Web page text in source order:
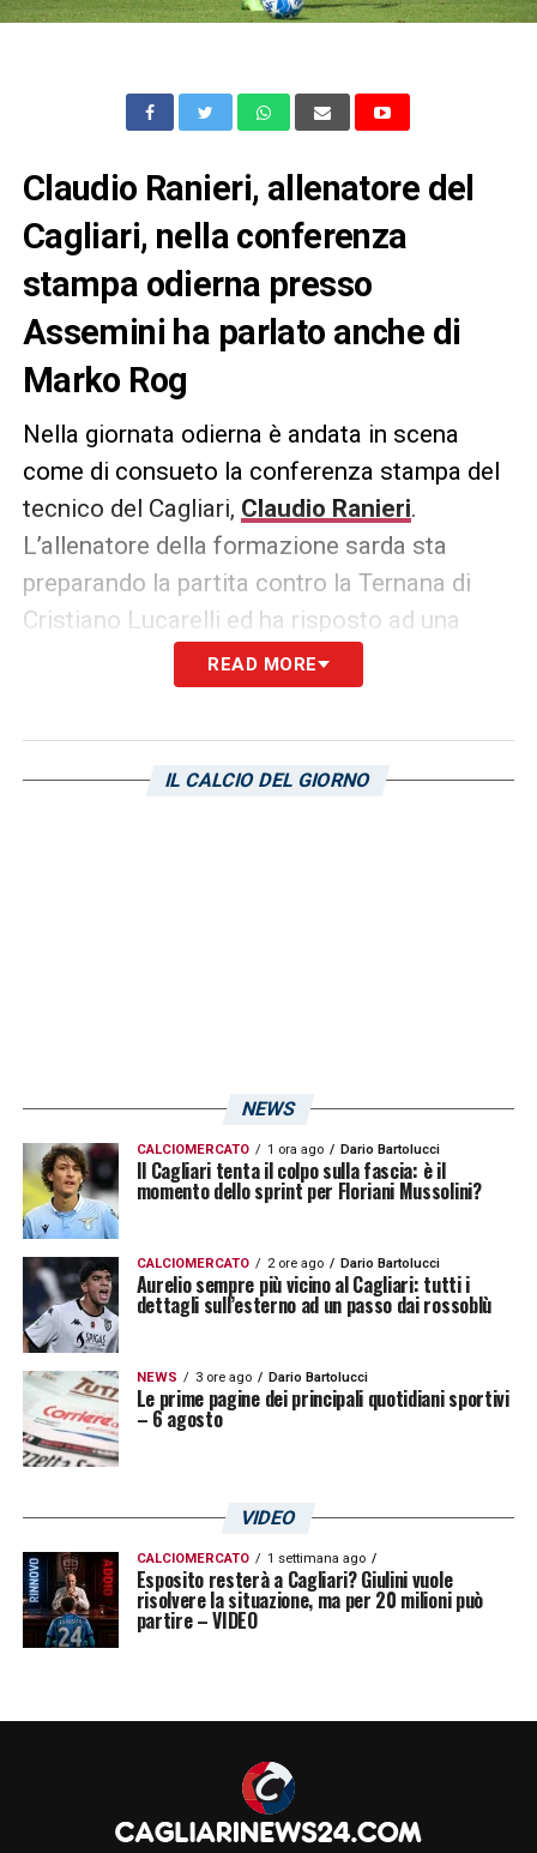
Claudio Ranieri, allenatore del
Cagliari, nella conferenza
stampa odierna presso
Assemini ha parlato anche di
Marko Rog
Nella giornata odierna è andata in scena
come di consueto la conferenza stampa del
tecnico del Cagliari, Claudio Ranieri.
L’allenatore della formazione sarda sta
preparando la partita contro la Ternana di
Cristiano Lucarelli ed ha risposto ad una
domanda circa la condizione di
ed il suo possibile schieramento sulla
READ MORE
IL CALCIO DEL GIORNO
NEWS
CALCIOMERCATO 1 ora ago Dario Bartolucci
Il Cagliari tenta il colpo sulla fascia: è il
momento dello sprint per Floriani Mussolini?
CALCIOMERCATO 2 ore ago Dario Bartolucci
Aurelio sempre più vicino al Cagliari: tutti i
dettagli sull’esterno ad un passo dai rossoblù
NEWS 3 ore ago Dario Bartolucci
Le prime pagine dei principali quotidiani sportivi
– 6 agosto
VIDEO
CALCIOMERCATO 1 settimana ago
Esposito resterà a Cagliari? Giulini vuole
risolvere la situazione, ma per 20 milioni può
partire – VIDEO